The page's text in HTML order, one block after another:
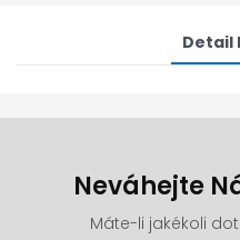
Detail
Neváhejte
Máte-li jakékoli